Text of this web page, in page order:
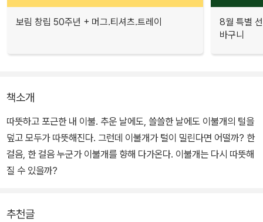
보림 창립 50주년 + 머그.티셔츠.트레이
8월 특별
바구니
책소개
따뜻하고 포근한 내 이불. 추운 날에도, 쓸쓸한 날에도 이불개의 털을
덮고 모두가 따뜻해진다. 그런데 이불개가 털이 밀린다면 어떨까? 한
걸음, 한 걸음 누군가 이불개를 향해 다가온다. 이불개는 다시 따뜻해
질 수 있을까?
추천글